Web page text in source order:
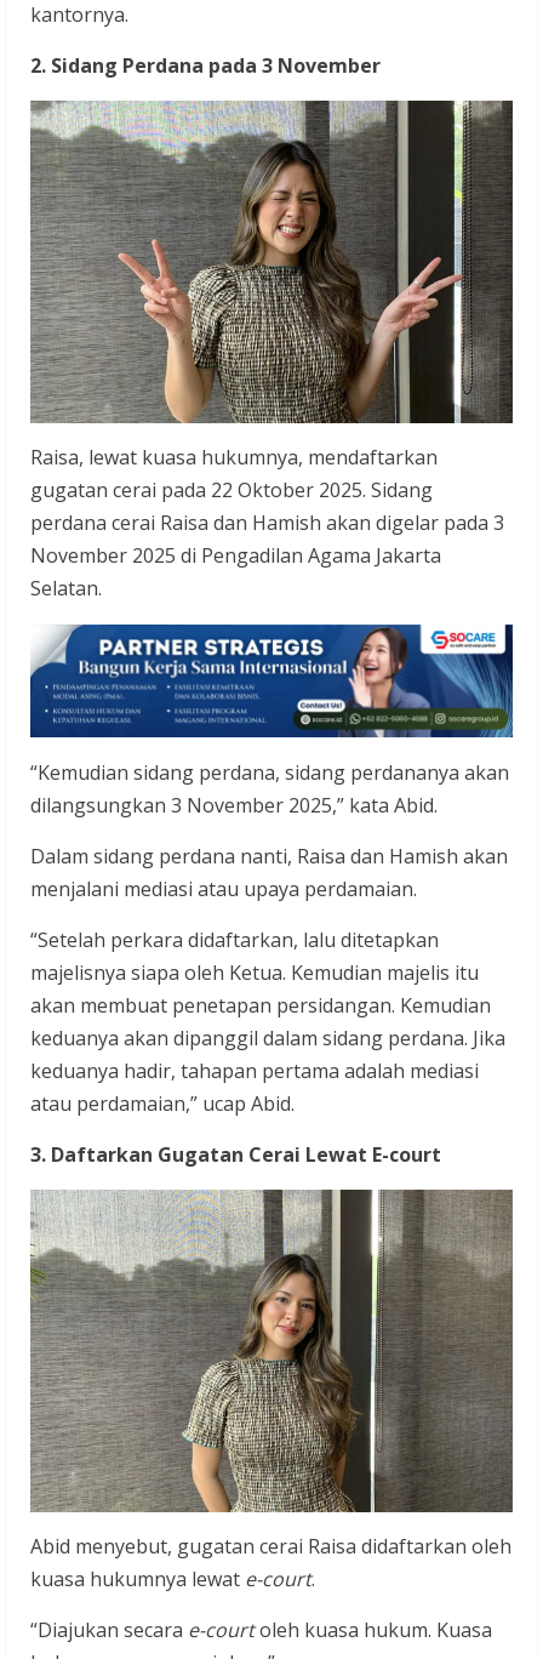
kantornya.
2. Sidang Perdana pada 3 November
Raisa, lewat kuasa hukumnya, mendaftarkan
gugatan cerai pada 22 Oktober 2025. Sidang
perdana cerai Raisa dan Hamish akan digelar pada 3
November 2025 di Pengadilan Agama Jakarta
Selatan.
“Kemudian sidang perdana, sidang perdananya akan
dilangsungkan 3 November 2025,” kata Abid.
Dalam sidang perdana nanti, Raisa dan Hamish akan
menjalani mediasi atau upaya perdamaian.
“Setelah perkara didaftarkan, lalu ditetapkan
majelisnya siapa oleh Ketua. Kemudian majelis itu
akan membuat penetapan persidangan. Kemudian
keduanya akan dipanggil dalam sidang perdana. Jika
keduanya hadir, tahapan pertama adalah mediasi
atau perdamaian,” ucap Abid.
3. Daftarkan Gugatan Cerai Lewat E-court
Abid menyebut, gugatan cerai Raisa didaftarkan oleh
kuasa hukumnya lewat e-court.
“Diajukan secara e-courtoleh kuasa hukum. Kuasa